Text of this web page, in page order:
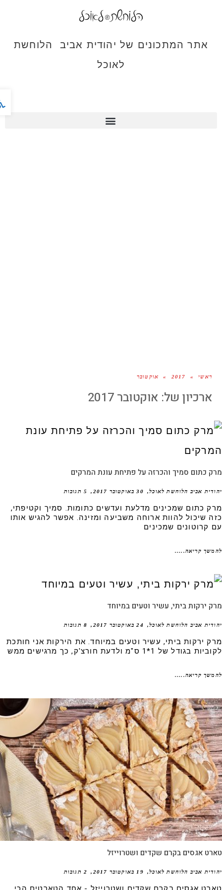
אתר המתכונים של יהודית אביב הלוחשת
לאוכל
ראשי »
2017
» אוקטובר
ארכיון של:אוקטובר 2017
כתום סמיך והכרזה על פתיחת עונת המרקים
אביב הלוחשת לאוכל 30 באוקטובר 2017 5 תגובות
כתום שמכינים מדלעת ועדשים כתומות. סמיך וקטיפתי,
שיכול להוות ארוחה משביעה ומזינה. אפשר להגיש אותו
קרוטונים שמכינים
קריאה.....
ירקות ביתי, עשיר וטעים במיוחד
אביב הלוחשת לאוכל 24 באוקטובר 2017 8 תגובות
ירקות ביתי, עשיר וטעים במיוחד. את הירקות אני חותכת
בגודל של 1*1 ס"מ ולדעת חורצ'ק, כך מרגישים ממש
קריאה.....
אגסים בקרם שקדים ושטרוייזל
אביב הלוחשת לאוכל 19 באוקטובר 2017 2 תגובות